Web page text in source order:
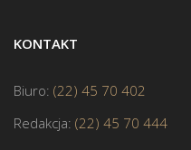
KONTAKT
Biuro: (22) 45 70 402
Redakcja: (22) 45 70 444